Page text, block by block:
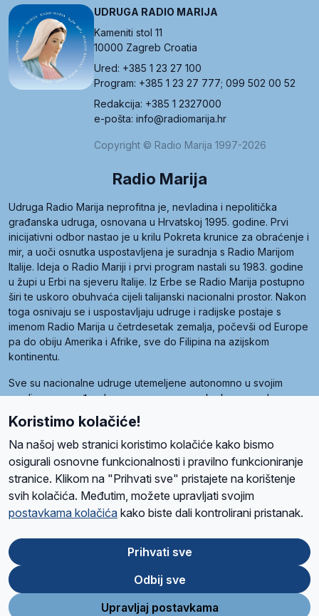
UDRUGA RADIO MARIJA
Kameniti stol 11
10000 Zagreb Croatia
Ured: +385 1 23 27 100
Program: +385 1 23 27 777; 099 502 00 52
Redakcija: +385 1 2327000
e-pošta: info@radiomarija.hr
Copyright © Radio Marija 1997-2026
Radio Marija
Udruga Radio Marija neprofitna je, nevladina i nepolitička
građanska udruga, osnovana u Hrvatskoj 1995. godine. Prvi
inicijativni odbor nastao je u krilu Pokreta krunice za obraćenje i
mir, a uoči osnutka uspostavljena je suradnja s Radio Marijom
Italije. Ideja o Radio Mariji i prvi program nastali su 1983. godine
u župi u Erbi na sjeveru Italije. Iz Erbe se Radio Marija postupno
širi te uskoro obuhvaća cijeli talijanski nacionalni prostor. Nakon
toga osnivaju se i uspostavljaju udruge i radijske postaje s
imenom Radio Marija u četrdesetak zemalja, počevši od Europe
pa do obiju Amerika i Afrike, sve do Filipina na azijskom
kontinentu.
Sve su nacionalne udruge utemeljene autonomno u svojim
zemljama, a međusobna su povezane preko krovne udruge
pod nazivom Svjetska obitelj Radio Marije (World Family of
Radio Maria). Svjetsku obitelj utemeljilo je sedam članica, među
kojima je i hrvatska Udruga Radio Marija.
O namaRadio ProgramVolonteriPrijateljiKontaktPravila privatnosti
Ova stranica je zaštićena Google reCAPTCHA sustavom
Store
Google
Play
Koristimo kolačiće!
Na našoj web stranici koristimo kolačiće kako bismo
osigurali osnovne funkcionalnosti i pravilno funkcioniranje
stranice. Klikom na "Prihvati sve" pristajete na korištenje
svih kolačića. Međutim, možete upravljati svojim
postavkama kolačića kako biste dali kontrolirani pristanak.
Prihvati sve
Odbij sve
Upravljaj postavkama